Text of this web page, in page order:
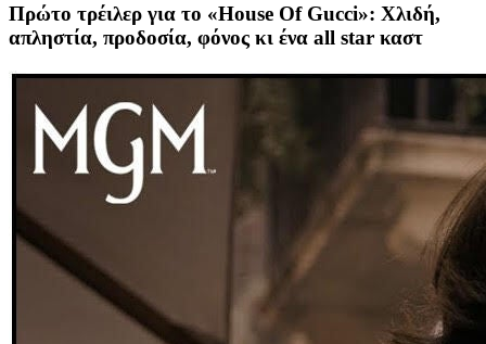
Πρώτο τρέιλερ για το «House Of Gucci»: Χλιδή,
απληστία, προδοσία, φόνος κι ένα all star καστ